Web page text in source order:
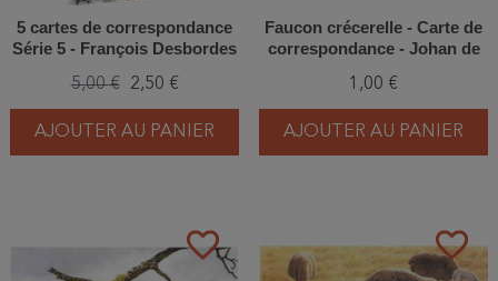
5 cartes de correspondance
Série 5 - François Desbordes
5,00 € 2,50 €
AJOUTER AU PANIER
Faucon crécerelle - Carte de
correspondance - Johan de
1,00 €
AJOUTER AU PANIER
favorite_border favorite_border